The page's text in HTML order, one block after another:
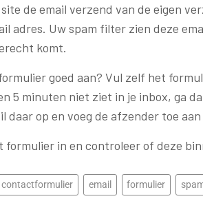
de email verzend van de eigen
adres. Uw spam filter zien deze
komt.
goed aan? Vul zelf het
5 minuten niet ziet in je inbox, ga
daar op en voeg de afzender toe
formulier in en controleer of deze
contactformulier email formulier